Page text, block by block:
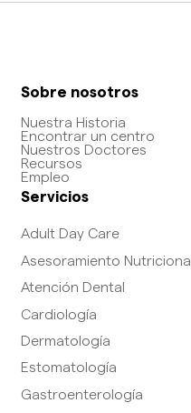
Sobre nosotros
Nuestra Historia
Encontrar un centro
Nuestros Doctores
Recursos
Empleo
Servicios
Adult Day Care
Asesoramiento Nutricional
Atención Dental
Cardiología
Dermatología
Estomatología
Gastroenterología